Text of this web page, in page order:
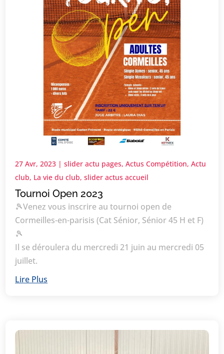
Tournoi Open 2023
27 Avr, 2023 |slider actu pages,Actus Compétition,Actu
club, La vie du club,slider actus accueil
🎾Venez vous inscrire au tournoi open de
Cormeilles-en-parisis (Cat Sénior, Sénior 45 H et F)
🎾
Il se déroulera du mercredi 21 juin au mercredi 05
juillet.
Lire Plus